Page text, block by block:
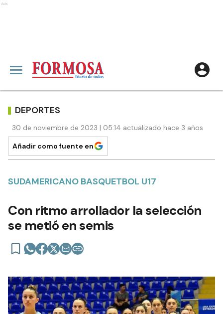
Ads
DEPORTES
30 de noviembre de 2023 | 05:14 actualizado hace 3 años
Añadir como fuente en
SUDAMERICANO BASQUETBOL U17
Con ritmo arrollador la selección
se metió en semis